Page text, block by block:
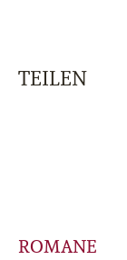
TEILEN
ROMANE